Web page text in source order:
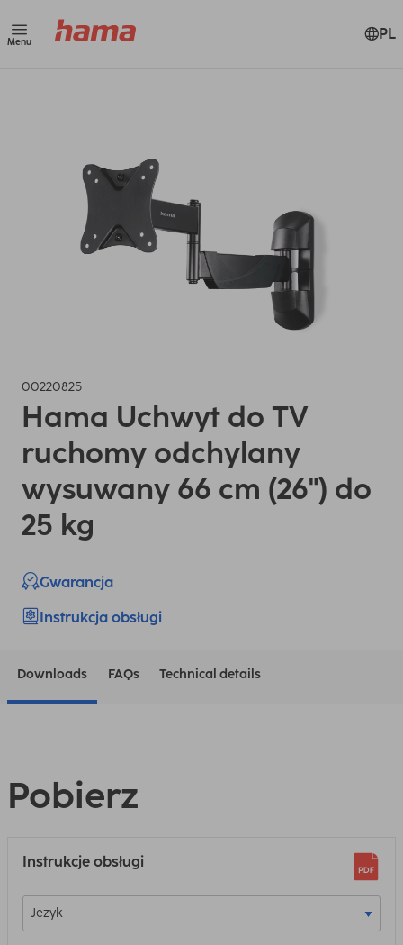
Menu PL
00220825
Hama Uchwyt do TV
ruchomy odchylany
wysuwany 66 cm (26") do
25 kg
Gwarancja
Instrukcja obsługi
Downloads FAQs Technical details
Pobierz
Instrukcje obsługi